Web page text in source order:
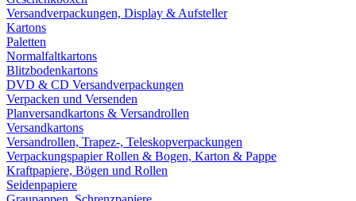
Versandverpackungen, Display & Aufsteller
Kartons
Paletten
Normalfaltkartons
Blitzbodenkartons
DVD & CD Versandverpackungen
Verpacken und Versenden
Planversandkartons & Versandrollen
Versandkartons
Versandrollen, Trapez-, Teleskopverpackungen
Verpackungspapier Rollen & Bogen, Karton & Pappe
Kraftpapiere, Bögen und Rollen
Seidenpapiere